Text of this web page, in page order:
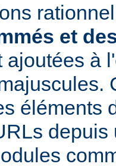
et
ajoutées à
éléments